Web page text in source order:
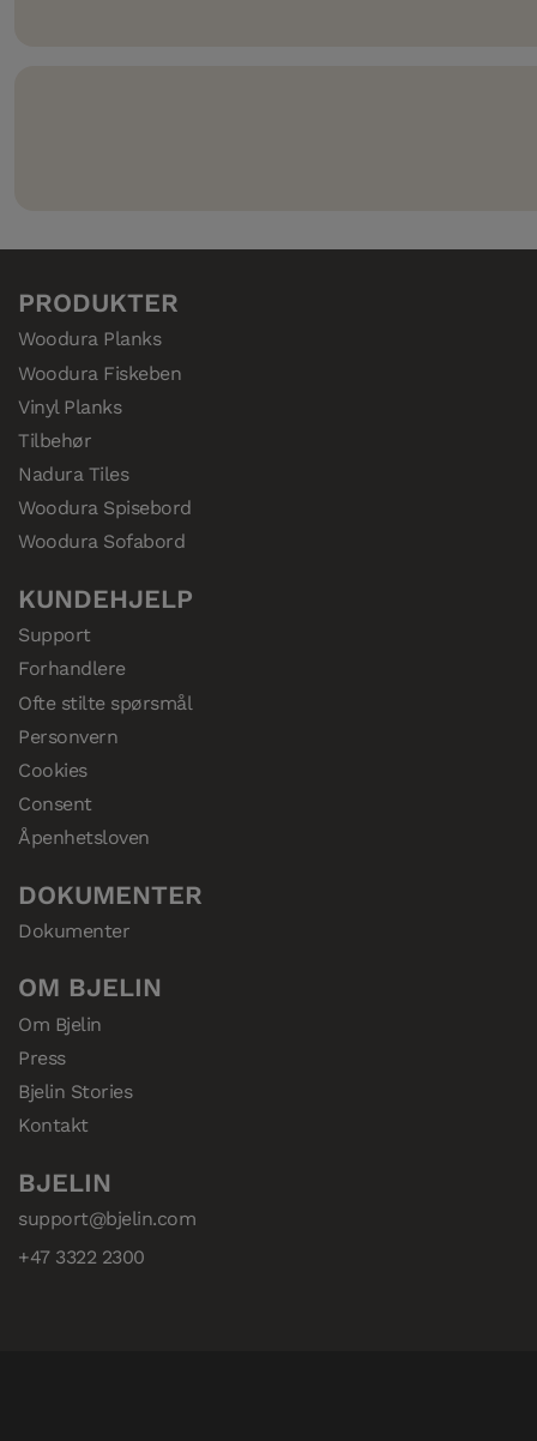
PRODUKTER
Woodura Planks
Woodura Fiskeben
Vinyl Planks
Tilbehør
Nadura Tiles
Woodura Spisebord
Woodura Sofabord
KUNDEHJELP
Support
Forhandlere
Ofte stilte spørsmål
Personvern
Cookies
Consent
Åpenhetsloven
DOKUMENTER
Dokumenter
OM BJELIN
Om Bjelin
Press
Bjelin Stories
Kontakt
BJELIN
support@bjelin.com
+47 3322 2300